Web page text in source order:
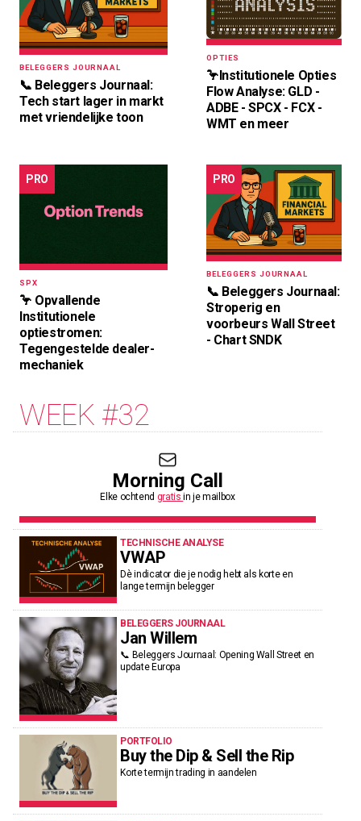
WEEK #32
Morning Call
Elke ochtend gratisin je mailbox
TECHNISCHE ANALYSE
VWAP
Dè indicator die je nodig hebt als korte en
lange termijn belegger
BELEGGERS JOURNAAL
Jan Willem
📞 Beleggers Journaal: Opening Wall Street en
update Europa
PORTFOLIO
Buy the Dip & Sell the Rip
Korte termijn trading in aandelen
BELEGGERS JOURNAAL
📞 Beleggers Journaal:
Tech start lager in markt
met vriendelijke toon
OPTIES
🦩Institutionele Opties
Flow Analyse: GLD -
ADBE - SPCX - FCX -
WMT en meer
PRO
SPX
🦩 Opvallende
Institutionele
optiestromen:
Tegengestelde dealer-
mechaniek
PRO
BELEGGERS JOURNAAL
📞 Beleggers Journaal:
Stroperig en
voorbeurs Wall Street
- Chart SNDK